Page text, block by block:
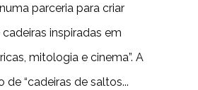
parceria para criar
inspiradas em
mitologia e cinema”. A
de “cadeiras de saltos